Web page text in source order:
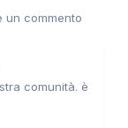
un commento
comunità. è